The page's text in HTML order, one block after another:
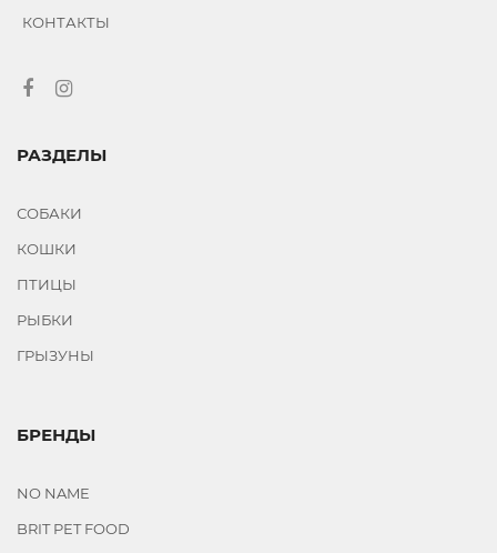
КОНТАКТЫ
РАЗДЕЛЫ
СОБАКИ
КОШКИ
ПТИЦЫ
РЫБКИ
ГРЫЗУНЫ
БРЕНДЫ
NO NAME
BRIT PET FOOD